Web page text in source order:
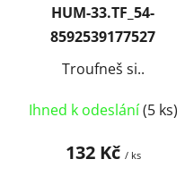
HUM-33.TF_54-
8592539177527
Troufneš si..
Ihned k odeslání(5 ks)
132 Kč / ks